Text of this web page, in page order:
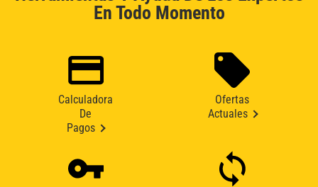
En Todo Momento
Calculadora
De
Pagos
Ofertas
Actuales